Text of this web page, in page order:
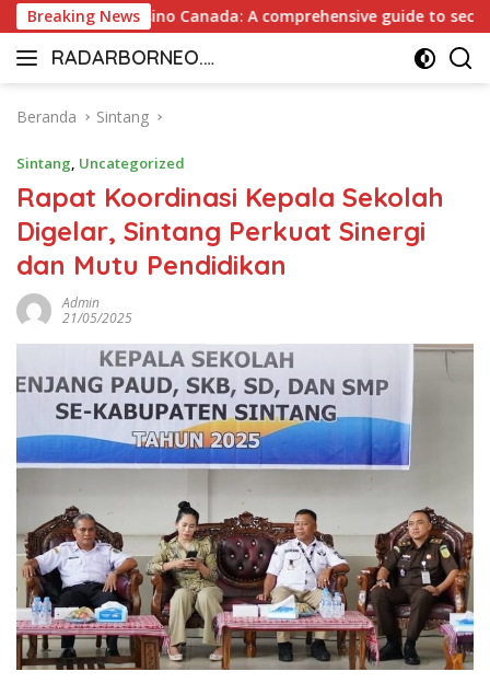
Langsung
ke
konten
Breaking News
Payout Casino Canada: A comprehensive guide to secure
RADARBORNEO.I
Radarnya
Beranda
Sintang
Sintang, Uncategorized
Rapat Koordinasi Kepala Sekolah
Digelar, Sintang Perkuat Sinergi
dan Mutu Pendidikan
Admin
21/05/2025